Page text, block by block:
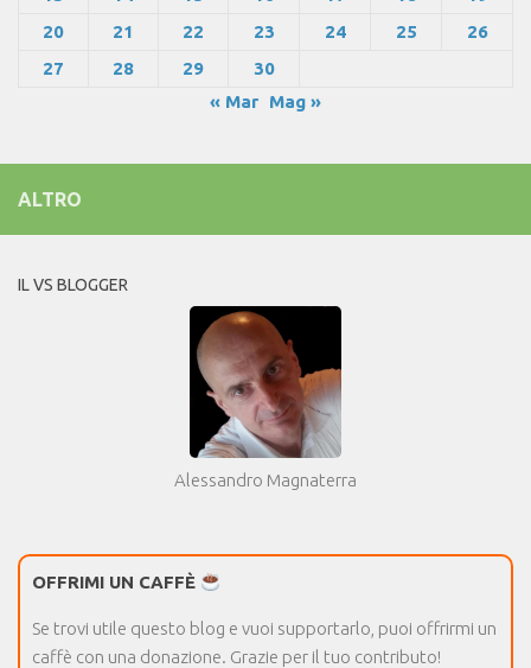
20
21 22 23 24 25
26
27
28 29
30
« Mar Mag »
ALTRO
IL VS BLOGGER
Alessandro Magnaterra
OFFRIMI UN CAFFÈ
Se trovi utile questo blog e vuoi supportarlo, puoi offrirmi un
caffè con una donazione. Grazie per il tuo contributo!